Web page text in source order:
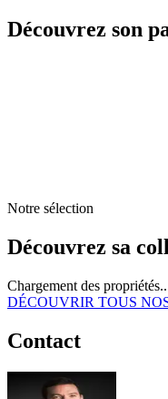
Découvrez son
Notre sélection
Découvrez sa
Chargement des
DÉCOUVRIR TOUS
Contact